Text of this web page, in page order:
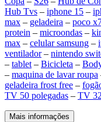
Hub Tvs – iphone 15 –
max – geladeira – poco
protein – microondas –
max – celular samsung –
ventilador– nintendo
– tablet – Bicicleta –
– maquina de lavar roupa
geladeira frost free –
TV 50 polegadas – TV
Mais informações